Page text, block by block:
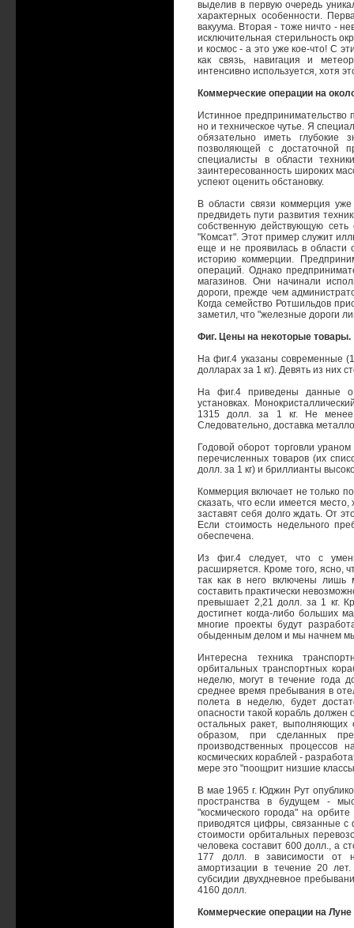
выделив в первую очередь
характерных особенности.
вакуума. Вторая - тоже ничто -
исключительная стерильность
и космос - а это уже кое-что! С
как связь, навигация и
интенсивно используется, хотя
Коммерческие операции на
Истинное предпринимательство
но и техническое чутье. Я
обязательно иметь глубокие
позволяющей с достаточной
специалисты в области
заинтересованность широких
успеют оценить обстановку.
В области связи коммерция
предвидеть пути развития
собственную действующую
"Комсат". Этот пример служит
еще и не проявилась в области
историю коммерции.
операций. Однако
магазинов. Они начинали
дороги, прежде чем
Когда семейство Ротшильдов
заметил, что "железные дороги
Фиг. Цены на некоторые товары.
На фиг.4 указаны современные
долларах за 1 кг). Девять из них
На фиг.4 приведены данные о
установках.
1315 долл. за 1 кг. Не менее
Следовательно, доставка
Годовой оборот торговли
перечисленных товаров (их
долл. за 1 кг) и бриллианты
Коммерция включает не только
сказать, что если имеется
заставят себя долго ждать. От
Если стоимость недельного
обеспечена.
Из фиг.4 следует, что с
расширяется. Кроме того, ясно,
так как в него включены лишь
составить практически
превышает 2,21 долл. за 1 кг.
достигнет когда-либо больших
многие проекты будут
обыденным делом и мы начнем
Интересна техника
орбитальных транспортных
неделю, могут в течение года
среднее время пребывания в
полета в неделю, будет
опасности такой корабль
остальных ракет, выполняющих
образом, при сделанных
производственных процессов
космических кораблей -
мере это "поощрит низшие
В мае 1965 г. Юджин Рут
пространства в будущем -
"космического города" на
приводятся цифры, связанные с
стоимости орбитальных
человека составит 600 долл., а
177 долл. в зависимости от
амортизации в течение 20
субсидии двухдневное
4160 долл.
Коммерческие операции на Луне